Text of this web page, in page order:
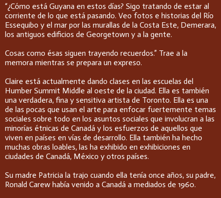
“¿Cómo está Guyana en estos días? Sigo tratando de estar al
corriente de lo que está pasando. Veo fotos e historias del Río
Essequibo y el mar por las murallas de la Costa Este, Demerara,
los antiguos edificios de Georgetown y a la gente.
Cosas como ésas siguen trayendo recuerdos.” Trae a la
memora mientras se prepara un expreso.
Claire está actualmente dando clases en las escuelas del
Humber Summit Middle al oeste de la ciudad. Ella es también
una verdadera, fina y sensitiva artista de Toronto. Ella es una
de las pocas que usan el arte para enfocar fuertemente temas
sociales sobre todo en los asuntos sociales que involucran a las
minorías étnicas de Canadá y los esfuerzos de aquellos que
viven en países en vías de desarrollo. Ella también ha hecho
muchas obras loables, las ha exhibido en exhibiciones en
ciudades de Canadá, México y otros países.
Su madre Patricia la trajo cuando ella tenía once años, su padre,
Ronald Carew había venido a Canadá a mediados de 1960.